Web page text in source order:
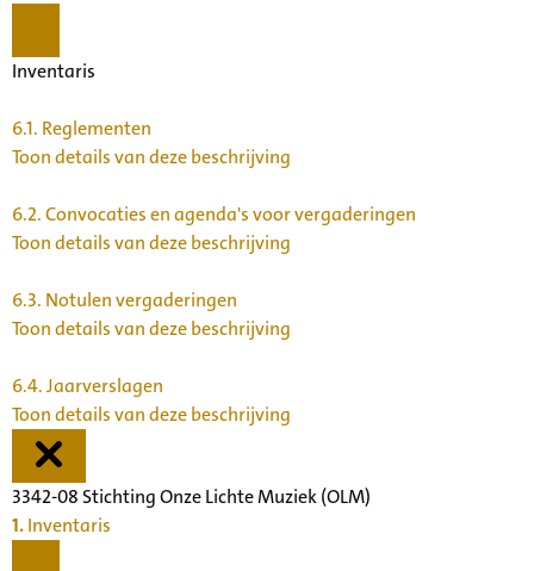
Inventaris
6.1. Reglementen
Toon details van deze beschrijving
6.2.Convocaties en agenda's voor vergaderingen
Toon details van deze beschrijving
6.3. Notulen vergaderingen
Toon details van deze beschrijving
6.4.Jaarverslagen
Toon details van deze beschrijving
3342-08 Stichting Onze Lichte Muziek (OLM)
1.Inventaris